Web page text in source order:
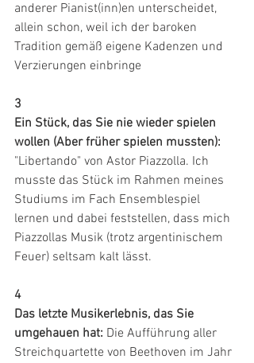
anderer Pianist(inn)en unterscheidet,
allein schon, weil ich der baroken
Tradition gemäß eigene Kadenzen und
Verzierungen einbringe
3
Ein Stück, das Sie nie wieder spielen
wollen (Aber früher spielen mussten):
"Libertando" von Astor Piazzolla. Ich
musste das Stück im Rahmen meines
Studiums im Fach Ensemblespiel
lernen und dabei feststellen, dass mich
Piazzollas Musik (trotz argentinischem
Feuer) seltsam kalt lässt.
4
Das letzte Musikerlebnis, das Sie
umgehauen hat: Die Aufführung aller
Streichquartette von Beethoven im Jahr